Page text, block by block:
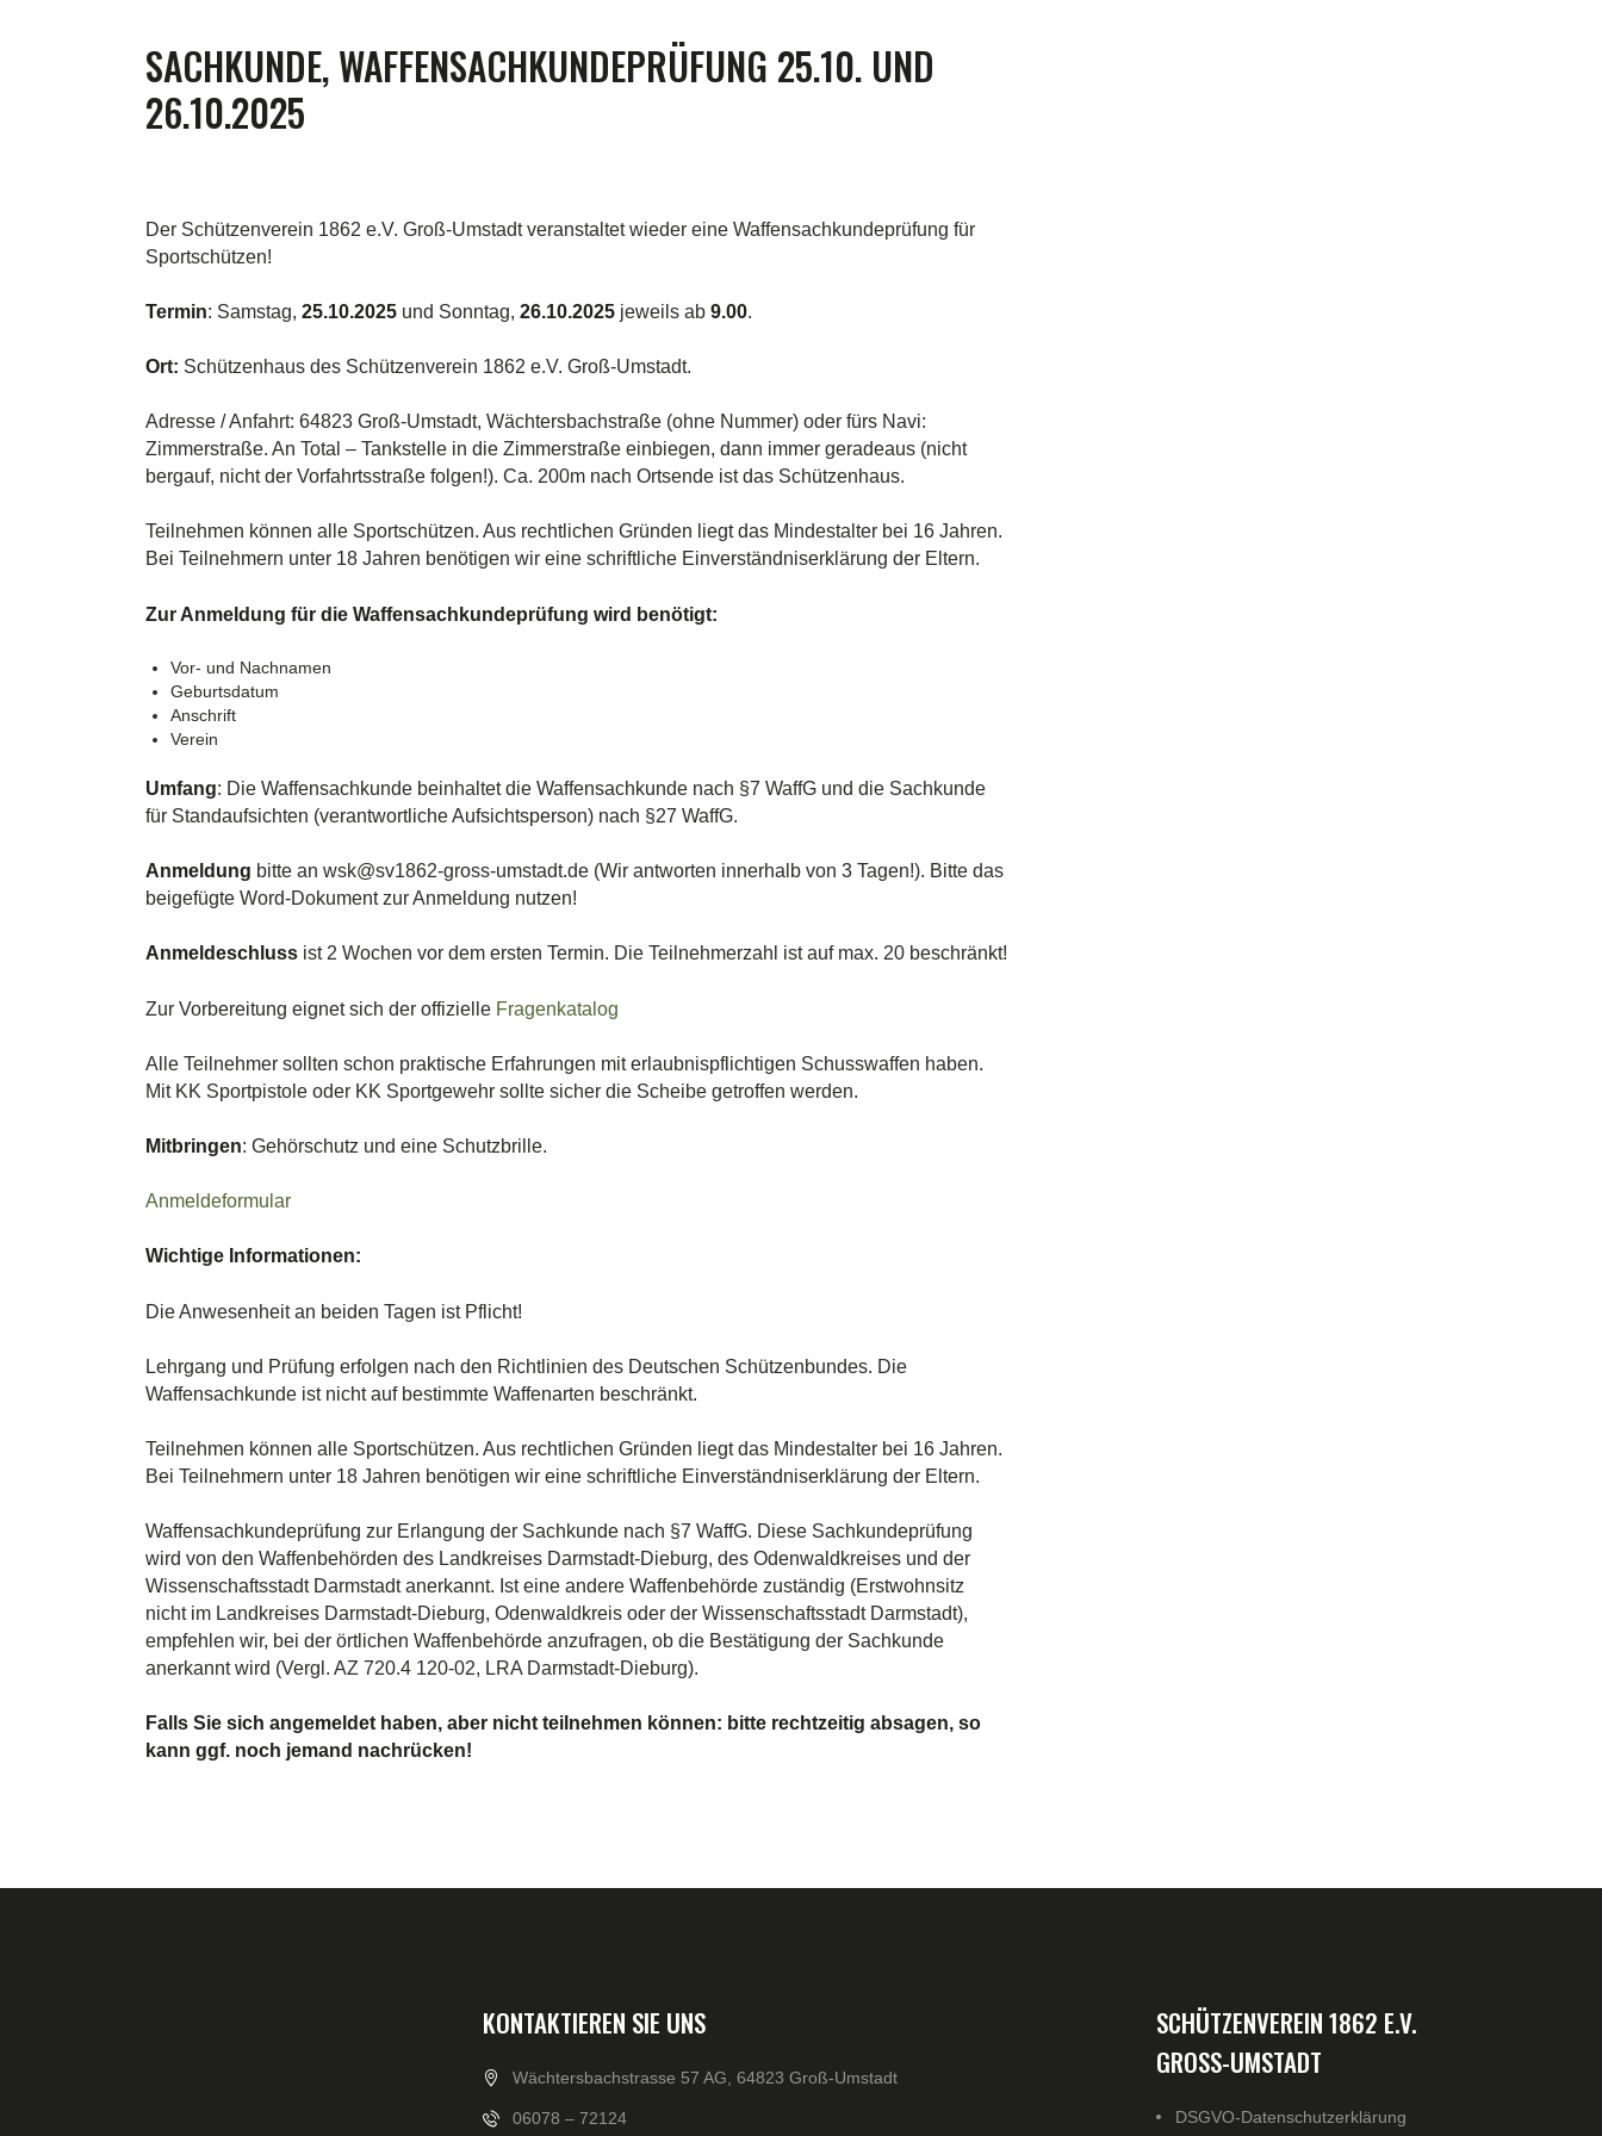
SACHKUNDE, WAFFENSACHKUNDEPRÜFUNG 25.10. UND
26.10.2025
Der Schützenverein 1862 e.V. Groß-Umstadt veranstaltet wieder eine Waffensachkundeprüfung für
Sportschützen!
Termin: Samstag, 25.10.2025 und Sonntag, 26.10.2025 jeweils ab 9.00.
Ort: Schützenhaus des Schützenverein 1862 e.V. Groß-Umstadt.
Adresse / Anfahrt: 64823 Groß-Umstadt, Wächtersbachstraße (ohne Nummer) oder fürs Navi:
Zimmerstraße. An Total – Tankstelle in die Zimmerstraße einbiegen, dann immer geradeaus (nicht
bergauf, nicht der Vorfahrtsstraße folgen!). Ca. 200m nach Ortsende ist das Schützenhaus.
Teilnehmen können alle Sportschützen. Aus rechtlichen Gründen liegt das Mindestalter bei 16 Jahren.
Bei Teilnehmern unter 18 Jahren benötigen wir eine schriftliche Einverständniserklärung der Eltern.
Zur Anmeldung für die Waffensachkundeprüfung wird benötigt:
Vor- und Nachnamen
Geburtsdatum
Anschrift
Verein
Umfang: Die Waffensachkunde beinhaltet die Waffensachkunde nach §7 WaffG und die Sachkunde
für Standaufsichten (verantwortliche Aufsichtsperson) nach §27 WaffG.
Anmeldung bitte an wsk@sv1862-gross-umstadt.de (Wir antworten innerhalb von 3 Tagen!). Bitte das
beigefügte Word-Dokument zur Anmeldung nutzen!
Anmeldeschluss ist 2 Wochen vor dem ersten Termin. Die Teilnehmerzahl ist auf max. 20 beschränkt!
Zur Vorbereitung eignet sich der offizielle Fragenkatalog
Alle Teilnehmer sollten schon praktische Erfahrungen mit erlaubnispflichtigen Schusswaffen haben.
Mit KK Sportpistole oder KK Sportgewehr sollte sicher die Scheibe getroffen werden.
Mitbringen: Gehörschutz und eine Schutzbrille.
Anmeldeformular
Wichtige Informationen:
Die Anwesenheit an beiden Tagen ist Pflicht!
Lehrgang und Prüfung erfolgen nach den Richtlinien des Deutschen Schützenbundes. Die
Waffensachkunde ist nicht auf bestimmte Waffenarten beschränkt.
Teilnehmen können alle Sportschützen. Aus rechtlichen Gründen liegt das Mindestalter bei 16 Jahren.
Bei Teilnehmern unter 18 Jahren benötigen wir eine schriftliche Einverständniserklärung der Eltern.
Waffensachkundeprüfung zur Erlangung der Sachkunde nach §7 WaffG. Diese Sachkundeprüfung
wird von den Waffenbehörden des Landkreises Darmstadt-Dieburg, des Odenwaldkreises und der
Wissenschaftsstadt Darmstadt anerkannt. Ist eine andere Waffenbehörde zuständig (Erstwohnsitz
nicht im Landkreises Darmstadt-Dieburg, Odenwaldkreis oder der Wissenschaftsstadt Darmstadt),
empfehlen wir, bei der örtlichen Waffenbehörde anzufragen, ob die Bestätigung der Sachkunde
anerkannt wird (Vergl. AZ 720.4 120-02, LRA Darmstadt-Dieburg).
Falls Sie sich angemeldet haben, aber nicht teilnehmen können: bitte rechtzeitig absagen, so
kann ggf. noch jemand nachrücken!
KONTAKTIEREN SIE UNS
Wächtersbachstrasse 57 AG, 64823 Groß-Umstadt
06078 – 72124
SCHÜTZENVEREIN 1862 E.V.
GROSS-UMSTADT
DSGVO-Datenschutzerklärung